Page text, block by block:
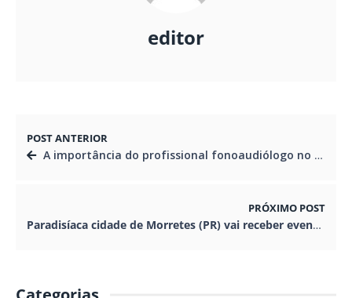
editor
POST ANTERIOR
A importância do profissional fonoaudiólogo no tratamento da perda da audição.
PRÓXIMO POST
Paradisíaca cidade de Morretes (PR) vai receber evento inédito de música eletrônica